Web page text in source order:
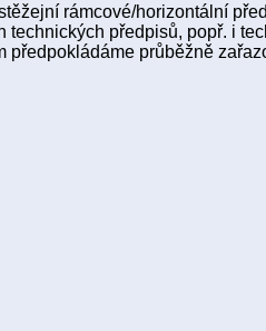
rámcové/horizontální
technických předpisů, popř. i
předpokládáme průběžně